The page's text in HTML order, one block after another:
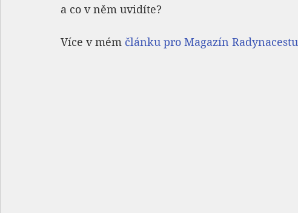
a co v něm uvidíte?
Více v mém článku pro Magazín Radynacestu